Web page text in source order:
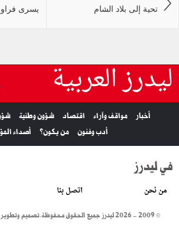
يسرى تحية إلى بلاد الشام
ليدرز العربية
أخبار مواقف وآراء اقتصاد شؤون وطنية
أدب وفنون
من يكون؟ أصداء
في ليدرز
من نحن اتصل بنا
© 2009 - 2026 ليدرز جميع الحقوق محفوظة. تصميم